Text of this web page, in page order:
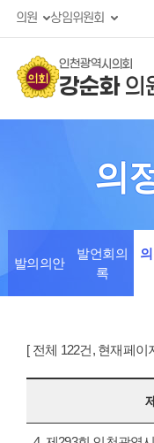
의원 상임위원회
인천광역시의회
강순화의
의
발의의안
발언회의
록
[ 전체 122건, 현재페이